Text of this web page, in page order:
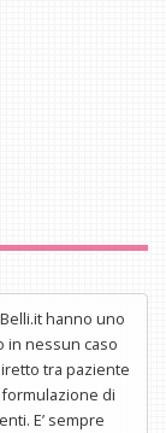
hanno uno
in nessun caso
tra paziente
di
E’ sempre